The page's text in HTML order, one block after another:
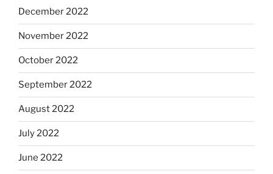
December 2022
November 2022
October 2022
September 2022
August 2022
July 2022
June 2022